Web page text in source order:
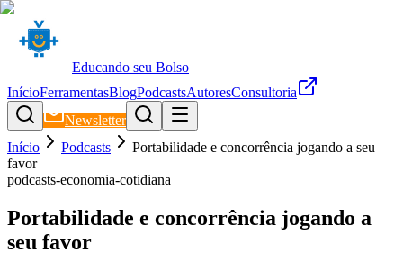
Educando seu Bolso
InícioFerramentasBlogPodcastsAutoresConsultoria
Newsletter
Início
Podcasts
Portabilidade e concorrência jogando a seu
favor
podcasts-economia-cotidiana
Portabilidade e concorrência jogando a
seu favor